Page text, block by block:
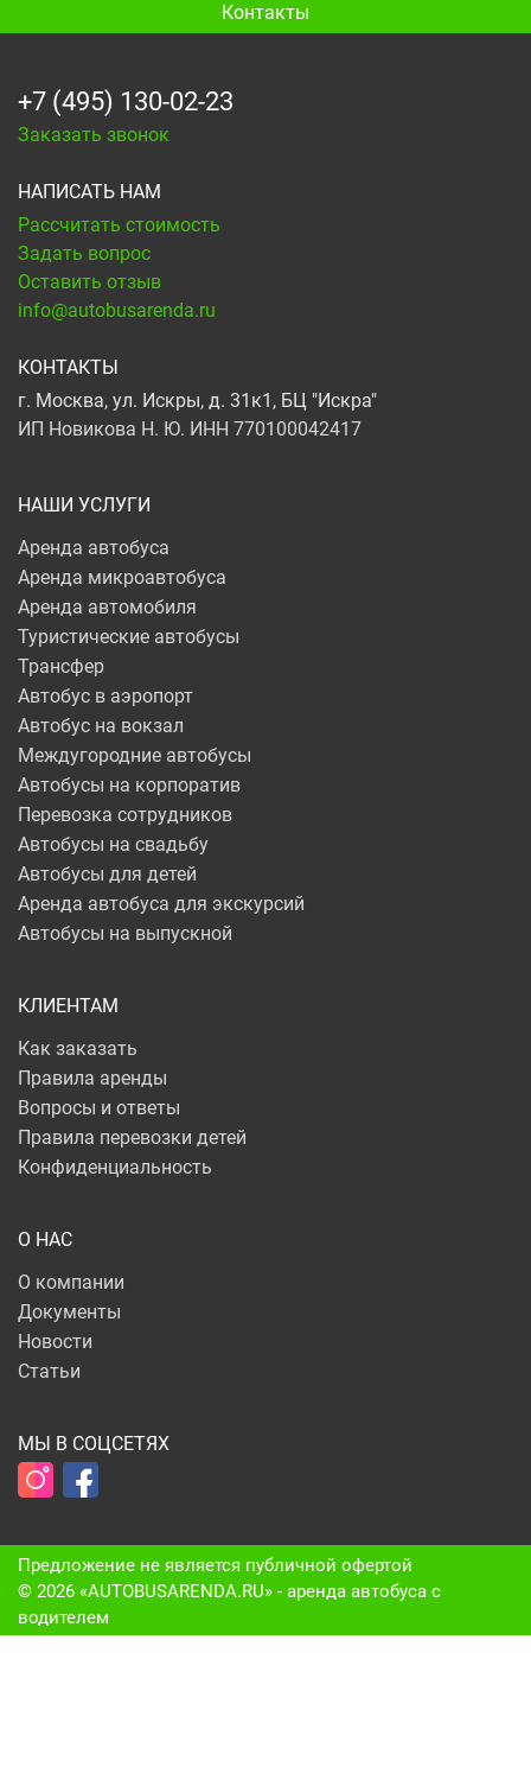
Контакты
+7 (495) 130-02-23
Заказать звонок
НАПИСАТЬ НАМ
Рассчитать стоимость
Задать вопрос
Оставить отзыв
info@autobusarenda.ru
КОНТАКТЫ
г. Москва, ул. Искры, д. 31к1, БЦ "Искра"
ИП Новикова Н. Ю. ИНН 770100042417
НАШИ УСЛУГИ
Аренда автобуса
Аренда микроавтобуса
Аренда автомобиля
Туристические автобусы
Трансфер
Автобус в аэропорт
Автобус на вокзал
Междугородние автобусы
Автобусы на корпоратив
Перевозка сотрудников
Автобусы на свадьбу
Автобусы для детей
Аренда автобуса для экскурсий
Автобусы на выпускной
КЛИЕНТАМ
Как заказать
Правила аренды
Вопросы и ответы
Правила перевозки детей
Конфиденциальность
О НАС
О компании
Документы
Новости
Статьи
МЫ В СОЦСЕТЯХ
Предложение не является публичной офертой
© 2026 «AUTOBUSARENDA.RU» - аренда автобуса c
водителем